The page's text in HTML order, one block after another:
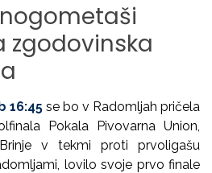
nogometaši
zgodovinska
16:45 se bo v Radomljah pričela
Pokala Pivovarna Union,
v tekmi proti prvoligašu
lovilo svoje prvo finale